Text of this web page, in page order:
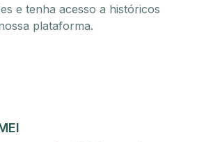
e tenha acesso a históricos
plataforma.